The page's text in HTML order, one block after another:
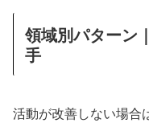
領域別パターン
手
活動が改善しない場合